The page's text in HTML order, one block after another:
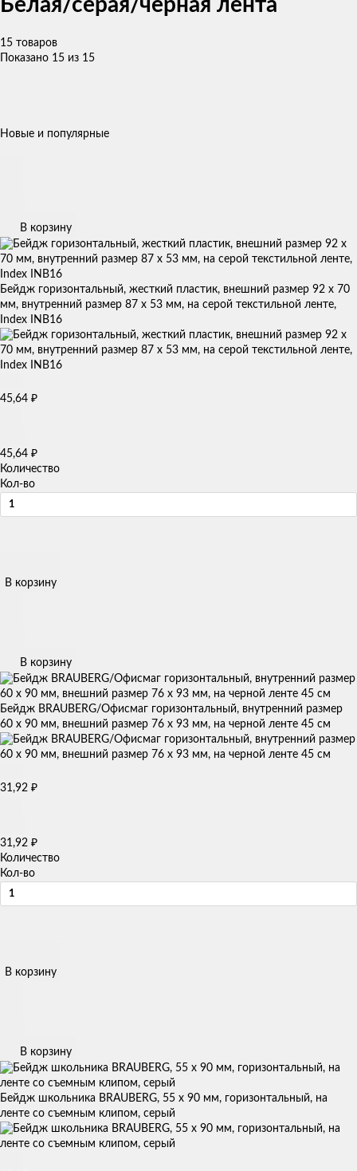
Белая/серая/черная лента
15 товаров
Показано 15 из 15
Новые и популярные
В корзину
Бейдж горизонтальный, жесткий пластик, внешний размер 92 х 70
мм, внутренний размер 87 х 53 мм, на серой текстильной ленте,
Index INB16
45,64 ₽
45,64 ₽
Количество
Кол-во
В корзину
В корзину
Бейдж BRAUBERG/Офисмаг горизонтальный, внутренний размер
60 х 90 мм, внешний размер 76 х 93 мм, на черной ленте 45 см
31,92 ₽
31,92 ₽
Количество
Кол-во
В корзину
В корзину
Бейдж школьника BRAUBERG, 55 х 90 мм, горизонтальный, на
ленте со съемным клипом, серый